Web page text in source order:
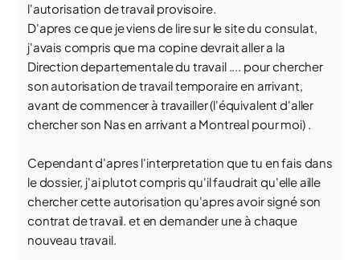
l'autorisation de travail provisoire.
D'apres ce que je viens de lire sur le site du consulat,
j'avais compris que ma copine devrait aller a la
Direction departementale du travail .... pour chercher
son autorisation de travail temporaire en arrivant,
avant de commencer à travailler (l'équivalent d'aller
chercher son Nas en arrivant a Montreal pour moi) .
Cependant d'apres l'interpretation que tu en fais dans
le dossier, j'ai plutot compris qu'il faudrait qu'elle aille
chercher cette autorisation qu'apres avoir signé son
contrat de travail. et en demander une à chaque
nouveau travail.